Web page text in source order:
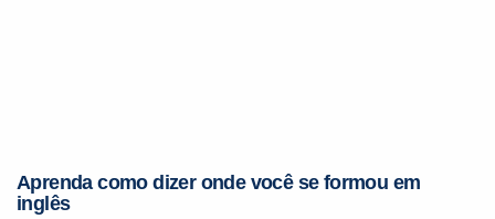
Aprenda como dizer onde você se formou em
inglês